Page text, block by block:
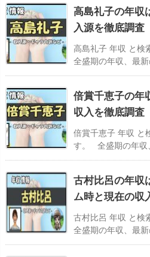
高島礼子の年収
入源を徹底調査
高島礼子 年収 と検
全盛期の年収、最
倍賞千恵子の年
収入を徹底調査
倍賞千恵子 年収 と
す。 全盛期の年収
古村比呂の年収
ム時と現在の収
古村比呂 年収 と検
全盛期の年収、最